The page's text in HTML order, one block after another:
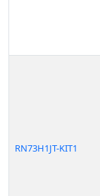
RN73H1JT-KIT1